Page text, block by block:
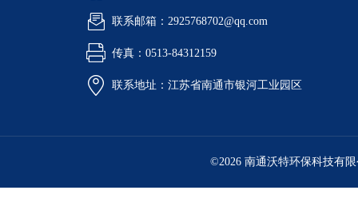
联系邮箱：2925768702@qq.com
传真：0513-84312159
联系地址：江苏省南通市银河工业园区
©2026 南通沃特环保科技有